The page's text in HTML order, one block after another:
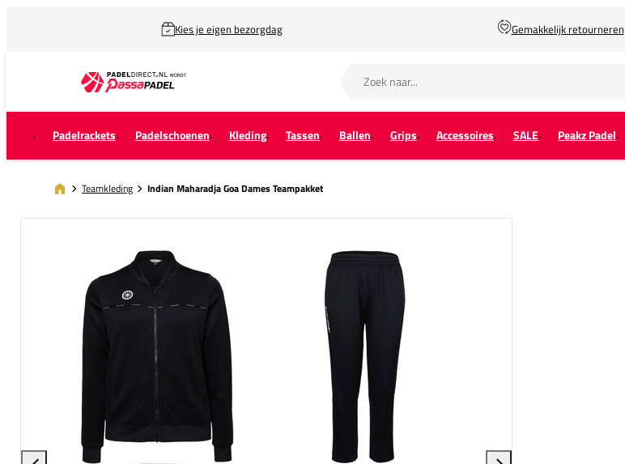
Kies je eigen bezorgdag Gemakkelijk retourneren
Padelrackets Padelschoenen Kleding Tassen Ballen Grips Accessoires SALE Peakz Padel
Teamkleding Indian Maharadja Goa Dames Teampakket